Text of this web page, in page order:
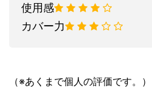
使用感
カバー力
（※あくまで個人の評価です。）